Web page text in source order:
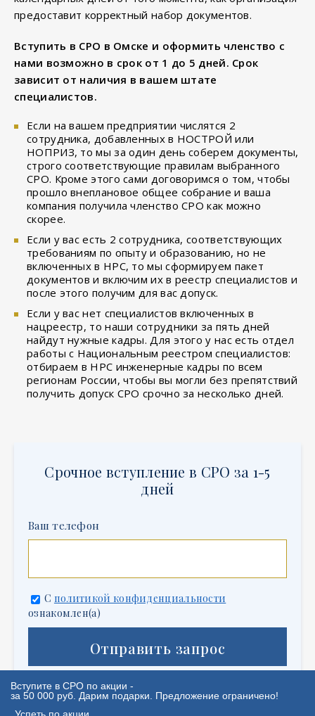
Вступите в СРО по акции -
за 50 000 руб. Дарим подарки. Предложение ограничено!
предоставит корректный набор документов.
Вступить в СРО в Омске и оформить членство с
нами возможно в срок от 1 до 5 дней. Срок
зависит от наличия в вашем штате
специалистов.
Если на вашем предприятии числятся 2
сотрудника, добавленных в НОСТРОЙ или
НОПРИЗ, то мы за один день соберем документы,
строго соответствующие правилам выбранного
СРО. Кроме этого сами договоримся о том, чтобы
прошло внеплановое общее собрание и ваша
компания получила членство СРО как можно
скорее.
Если у вас есть 2 сотрудника, соответствующих
требованиям по опыту и образованию, но не
включенных в НРС, то мы сформируем пакет
документов и включим их в реестр специалистов и
после этого получим для вас допуск.
Если у вас нет специалистов включенных в
нацреестр, то наши сотрудники за пять дней
найдут нужные кадры. Для этого у нас есть отдел
работы с Национальным реестром специалистов:
отбираем в НРС инженерные кадры по всем
регионам России, чтобы вы могли без препятствий
получить допуск СРО срочно за несколько дней.
Срочное вступление в СРО за 1-5
дней
Ваш телефон
С политикой конфиденциальности
ознакомлен(а)
Отправить запрос
Написать в